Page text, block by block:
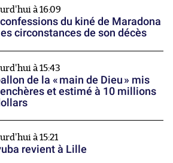
à 16:09
du kiné de Maradona
circonstances de son décès
à 15:43
de la « main de Dieu » mis
et estimé à 10 millions
à 15:21
revient à Lille